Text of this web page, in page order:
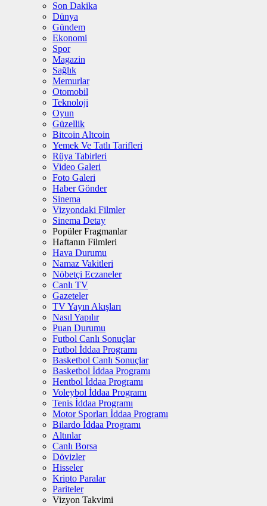
Son Dakika
Dünya
Gündem
Ekonomi
Spor
Magazin
Sağlık
Memurlar
Otomobil
Teknoloji
Oyun
Güzellik
Bitcoin Altcoin
Yemek Ve Tatlı Tarifleri
Rüya Tabirleri
Video Galeri
Foto Galeri
Haber Gönder
Sinema
Vizyondaki Filmler
Sinema Detay
Popüler Fragmanlar
Haftanın Filmleri
Hava Durumu
Namaz Vakitleri
Nöbetçi Eczaneler
Canlı TV
Gazeteler
TV Yayın Akışları
Nasıl Yapılır
Puan Durumu
Futbol Canlı Sonuçlar
Futbol İddaa Programı
Basketbol Canlı Sonuçlar
Basketbol İddaa Programı
Hentbol İddaa Programı
Voleybol İddaa Programı
Tenis İddaa Programı
Motor Sporları İddaa Programı
Bilardo İddaa Programı
Altınlar
Canlı Borsa
Dövizler
Hisseler
Kripto Paralar
Pariteler
Vizyon Takvimi